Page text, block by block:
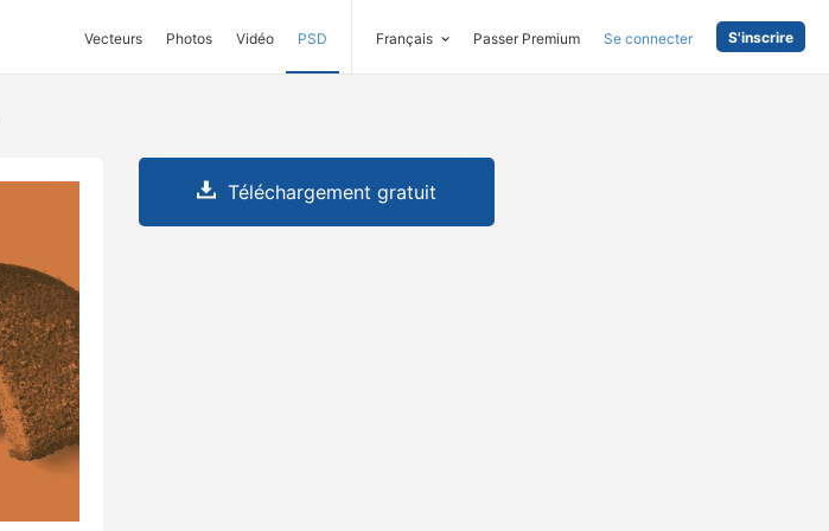
Vecteurs Photos Vidéo PSD Français Passer Premium Se connecter S'inscrire
Téléchargement gratuit